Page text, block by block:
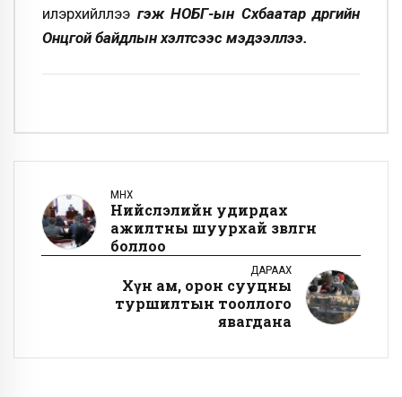
илэрхийллээ гэж НОБГ-ын Схбаатар дргийн
Онцгой байдлын хэлтсээс мэдээллээ.
ӨМНӨХ
Нийслэлийн удирдах
ажилтны шуурхай зөвлөгөөн
боллоо
ДАРААХ
Хүн ам, орон сууцны
туршилтын тооллого
явагдана